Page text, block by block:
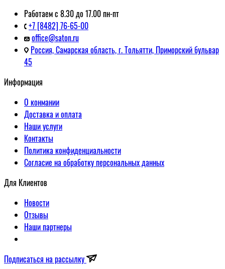
Работаем с 8.30 до 17.00 пн-пт
+7 [8482] 76-65-00
office@saton.ru
Россия, Самарская область, г. Тольятти, Приморский бульвар
45
Информация
О конмании
Доставка и оплата
Наши услуги
Контакты
Политика конфиденциальности
Согласие на обработку персональных данных
Для Клиентов
Новости
Отзывы
Наши партнеры
Подписаться на рассылку